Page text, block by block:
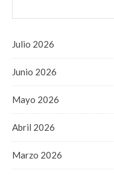
Julio 2026
Junio 2026
Mayo 2026
Abril 2026
Marzo 2026